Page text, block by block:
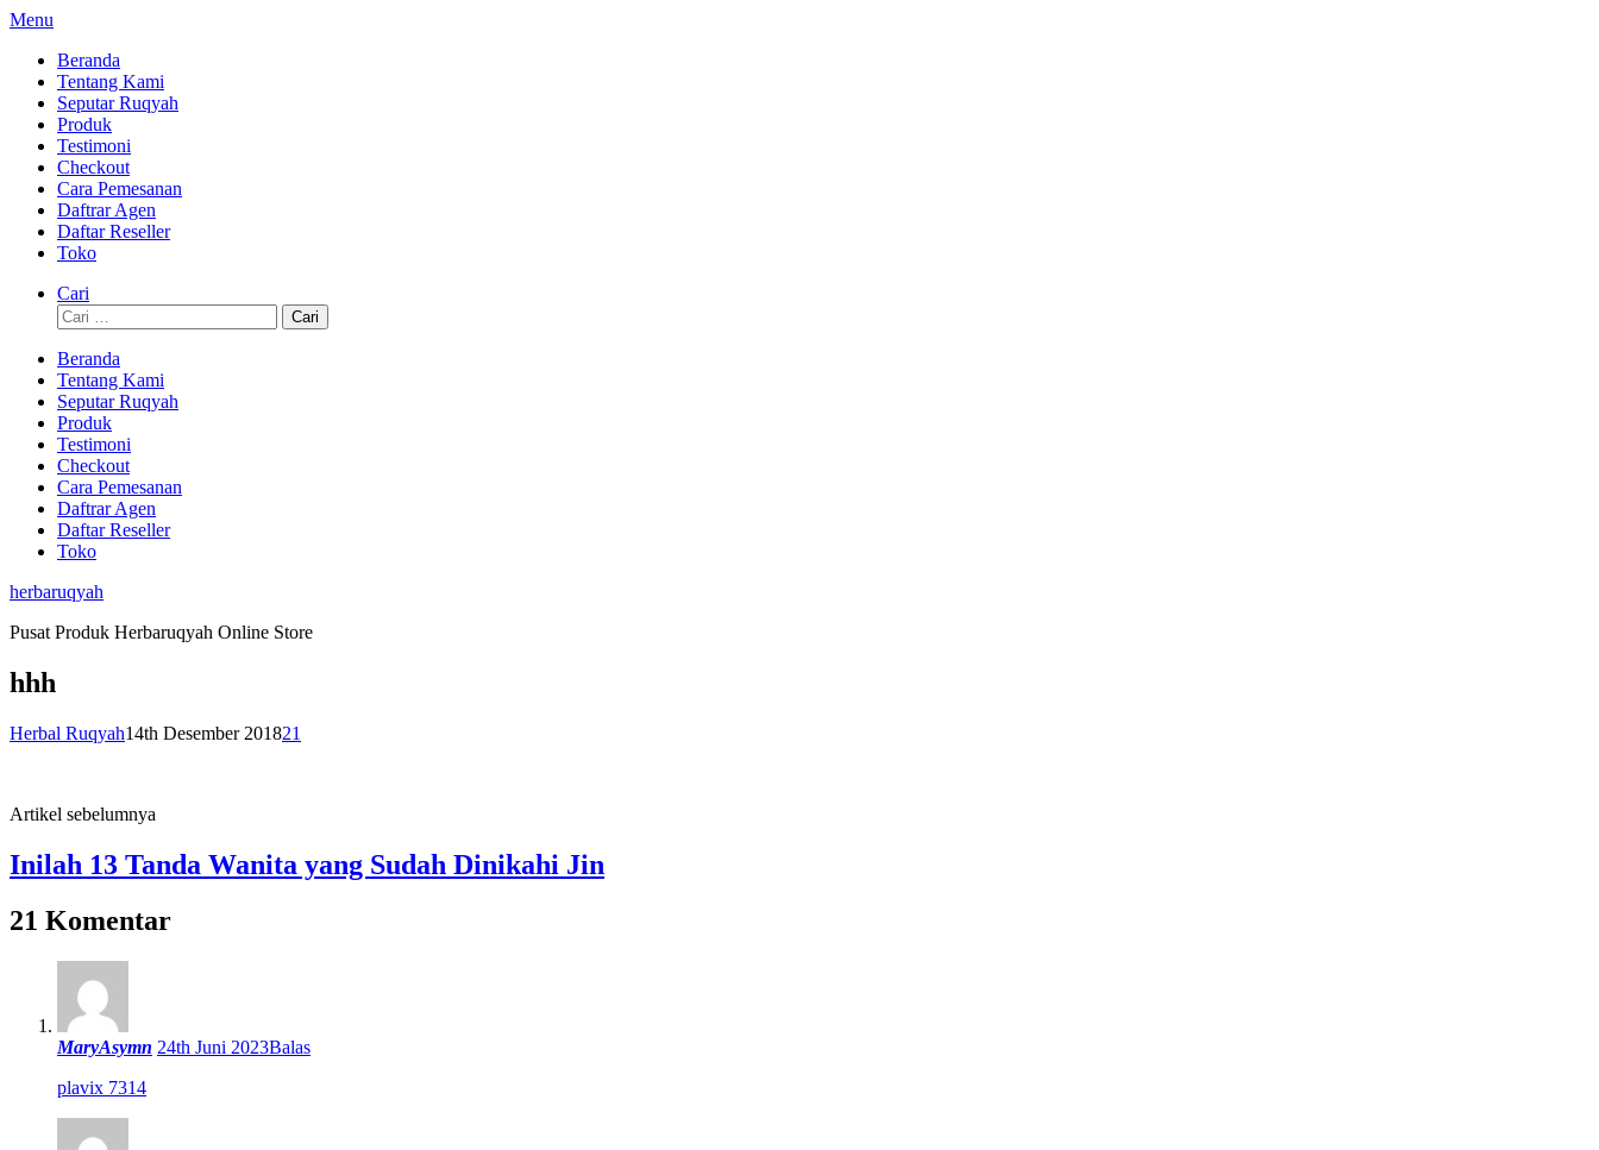
Lompat
konten
Menu
Beranda
Tentang Kami
Seputar Ruqyah
Produk
Testimoni
Checkout
Cara Pemesanan
Daftrar Agen
Daftar Reseller
Toko
Cari
Cari
untuk:
Beranda
Tentang Kami
Seputar Ruqyah
Produk
Testimoni
Checkout
Cara Pemesanan
Daftrar Agen
Daftar Reseller
Toko
herbaruqyah
Pusat Produk Herbaruqyah Online Store
hhh
Herbal Ruqyah14th Desember 201821
Artikel sebelumnya
Inilah 13 Tanda Wanita yang Sudah Dinikahi Jin
21 Komentar
MaryAsymn 24th Juni 2023Balas
plavix 7314